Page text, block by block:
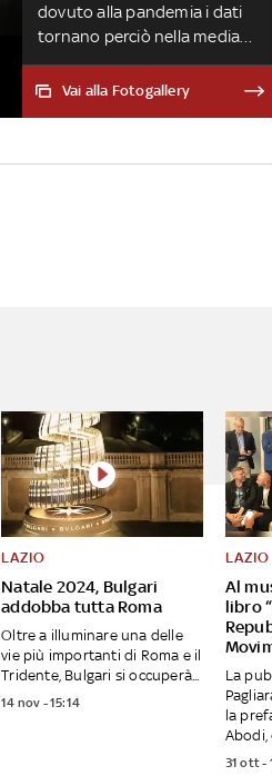
dovuto alla pandemia i dati
tornano perciò nella media
rispetto agli altri anni. I picchi
a Oristano, Savona e Biella
Vai alla Fotogallery
Natale 2024, Bulgari
addobba tutta Roma
LAZIO
Oltre a illuminare una delle
vie più importanti di Roma e il
Tridente, Bulgari si occuperà...
14 nov - 15:14
Al
libro
LAZIO
La
la
Abodi,
31 ott -